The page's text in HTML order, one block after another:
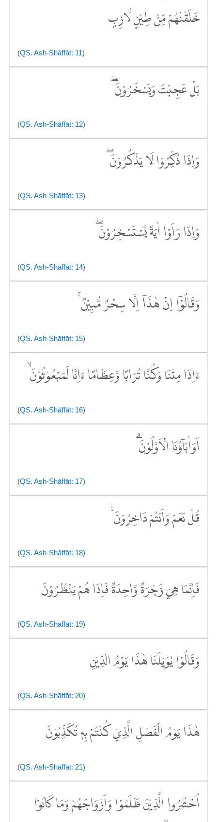
خَلَقْنٰهُمْ مِّنْ طِيْنٍ لَّازِبٍ
(QS. Ash-Shāffāt: 11)
بَلْ عَجِبْتَ وَيَسْخَرُوْنَ ۖ
(QS. Ash-Shāffāt: 12)
وَاِذَا ذُكِّرُوْا لَا يَذْكُرُوْنَ ۖ
(QS. Ash-Shāffāt: 13)
وَاِذَا رَاَوْا اٰيَةً يَّسْتَسْخِرُوْنَۖ
(QS. Ash-Shāffāt: 14)
وَقَالُوْٓا اِنْ هٰذَآ اِلَّا سِحْرٌ مُّبِيْنٌ ۚ
(QS. Ash-Shāffāt: 15)
ءَاِذَا مِتْنَا وَكُنَّا تُرَابًا وَّعِظَامًا ءَاِنَّا لَمَبْعُوْثُوْنَۙ
(QS. Ash-Shāffāt: 16)
اَوَاٰبَاۤؤُنَا الْاَوَّلُوْنَۗ
(QS. Ash-Shāffāt: 17)
قُلْ نَعَمْ وَاَنْتُمْ دَاخِرُوْنَۚ
(QS. Ash-Shāffāt: 18)
فَاِنَّمَا هِيَ زَجْرَةٌ وَّاحِدَةٌ فَاِذَا هُمْ يَنْظُرُوْنَ
(QS. Ash-Shāffāt: 19)
وَقَالُوْا يٰوَيْلَنَا هٰذَا يَوْمُ الدِّيْنِ
(QS. Ash-Shāffāt: 20)
هٰذَا يَوْمُ الْفَصْلِ الَّذِيْ كُنْتُمْ بِهٖ تُكَذِّبُوْنَ
(QS. Ash-Shāffāt: 21)
اُحْشُرُوا الَّذِيْنَ ظَلَمُوْا وَاَزْوَاجَهُمْ وَمَا كَانُوْا